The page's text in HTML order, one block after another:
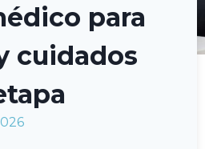
para
cuidados